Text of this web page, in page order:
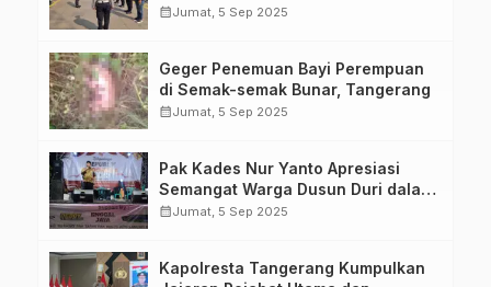
calendar_monthJumat, 5 Sep 2025
Geger Penemuan Bayi Perempuan
di Semak-semak Bunar, Tangerang
calendar_monthJumat, 5 Sep 2025
Pak Kades Nur Yanto Apresiasi
Semangat Warga Dusun Duri dalam
Peringatan HUT RI ke-80
calendar_monthJumat, 5 Sep 2025
Kapolresta Tangerang Kumpulkan